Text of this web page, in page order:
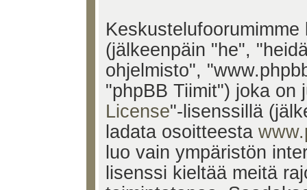
(jälkeenpäin "he",
ohjelmisto",
"phpBB Tiimit") joka on
License"-lisenssillä
ladata osoitteesta
luo vain ympäristön
lisenssi kieltää meitä